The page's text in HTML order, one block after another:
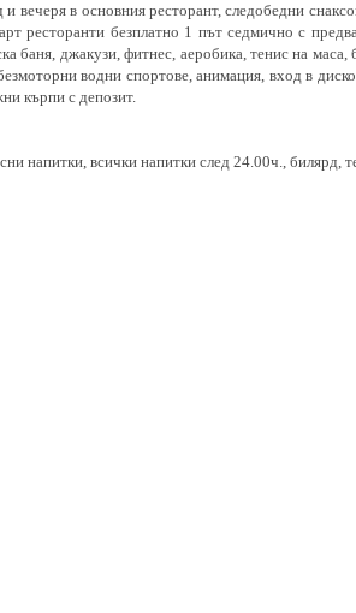
вечеря в основния ресторант, следобедни
ресторанти безплатно 1 път седмично с
баня, джакузи, фитнес, аеробика, тенис на
водни спортове, анимация, вход в
кърпи с депозит.
напитки, всички напитки след 24.00ч., билярд,